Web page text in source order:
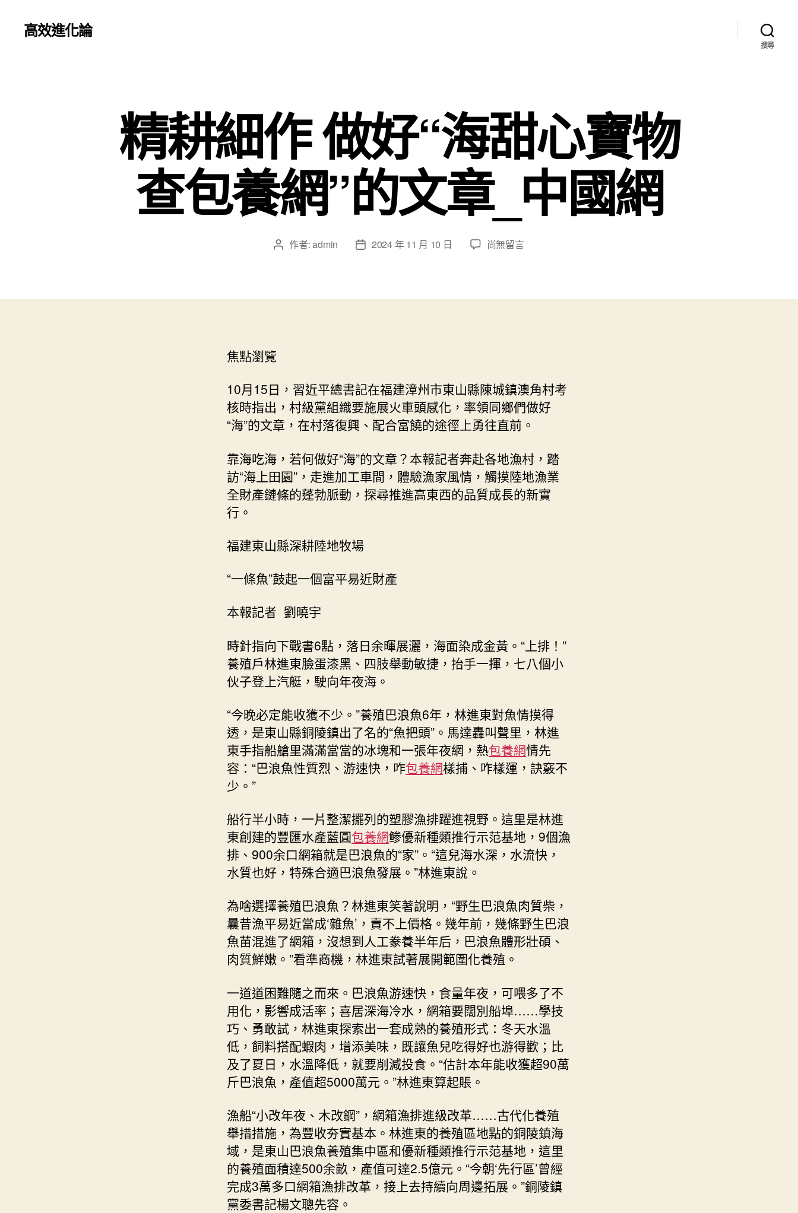
高效進化論
搜尋
精耕細作 做好“海甜心寶物
查包養網”的文章_中國網
文 作者:admin
文
日
2024 年 11 月 10 日
在
作
寶
物
查
包
網”
的
文
章
尚無留言
焦點瀏覽
10月15日，習近平總書記在福建漳州市東山縣陳城鎮澳角村考
核時指出，村級黨組織要施展火車頭感化，率領同鄉們做好
“海”的文章，在村落復興、配合富饒的途徑上勇往直前。
靠海吃海，若何做好“海”的文章？本報記者奔赴各地漁村，踏
訪“海上田園”，走進加工車間，體驗漁家風情，觸摸陸地漁業
全財產鏈條的蓬勃脈動，探尋推進高東西的品質成長的新實
行。
福建東山縣深耕陸地牧場
“一條魚”鼓起一個富平易近財產
本報記者 劉曉宇
時針指向下戰書6點，落日余暉展灑，海面染成金黃。“上排！”
養殖戶林進東臉蛋漆黑、四肢舉動敏捷，抬手一揮，七八個小
伙子登上汽艇，駛向年夜海。
“今晚必定能收獲不少。”養殖巴浪魚6年，林進東對魚情摸得
透，是東山縣銅陵鎮出了名的“魚把頭”。馬達轟叫聲里，林進
東手指船艙里滿滿當當的冰塊和一張年夜網，熱包養網情先
容：“巴浪魚性質烈、游速快，咋包養網樣捕、咋樣運，訣竅不
少。”
船行半小時，一片整潔擺列的塑膠漁排躍進視野。這里是林進
東創建的豐匯水產藍圓包養網鲹優新種類推行示范基地，9個漁
排、900余口網箱就是巴浪魚的“家”。“這兒海水深，水流快，
水質也好，特殊合適巴浪魚發展。”林進東說。
為啥選擇養殖巴浪魚？林進東笑著說明，“野生巴浪魚肉質柴，
曩昔漁平易近當成‘雜魚’，賣不上價格。幾年前，幾條野生巴浪
魚苗混進了網箱，沒想到人工豢養半年后，巴浪魚體形壯碩、
肉質鮮嫩。”看準商機，林進東試著展開範圍化養殖。
一道道困難隨之而來。巴浪魚游速快，食量年夜，可喂多了不
用化，影響成活率；喜居深海冷水，網箱要闊別船埠……學技
巧、勇敢試，林進東探索出一套成熟的養殖形式：冬天水溫
低，飼料搭配蝦肉，增添美味，既讓魚兒吃得好也游得歡；比
及了夏日，水溫降低，就要削減投食。“估計本年能收獲超90萬
斤巴浪魚，產值超5000萬元。”林進東算起賬。
漁船“小改年夜、木改鋼”，網箱漁排進級改革……古代化養殖
舉措措施，為豐收夯實基本。林進東的養殖區地點的銅陵鎮海
域，是東山巴浪魚養殖集中區和優新種類推行示范基地，這里
的養殖面積達500余畝，產值可達2.5億元。“今朝‘先行區’曾經
完成3萬多口網箱漁排改革，接上去持續向周邊拓展。”銅陵鎮
黨委書記楊文聰先容。